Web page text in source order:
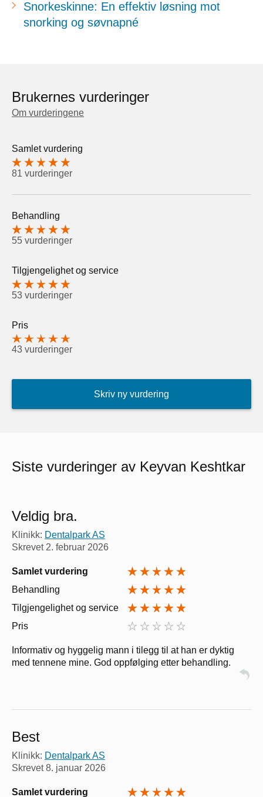
Snorkeskinne: En effektiv løsning mot
snorking og søvnapné
Brukernes vurderinger
Om vurderingene
Samlet vurdering
81 vurderinger
Behandling
55 vurderinger
Tilgjengelighet og service
53 vurderinger
Pris
43 vurderinger
Skriv ny vurdering
Siste vurderinger av Keyvan Keshtkar
Veldig bra.
Klinikk: Dentalpark AS
Skrevet 2. februar 2026
Samlet vurdering
Behandling
Tilgjengelighet og service
Pris
Informativ og hyggelig mann i tilegg til at han er dyktig
med tennene mine. God oppfølging etter behandling.
Best
Klinikk: Dentalpark AS
Skrevet8. januar 2026
Samlet vurdering